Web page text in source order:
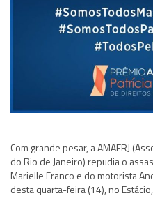
Com grande pesar, a AMAERJ
do Rio de Janeiro) repudia o
Marielle Franco e do motorista
desta quarta-feira (14), no